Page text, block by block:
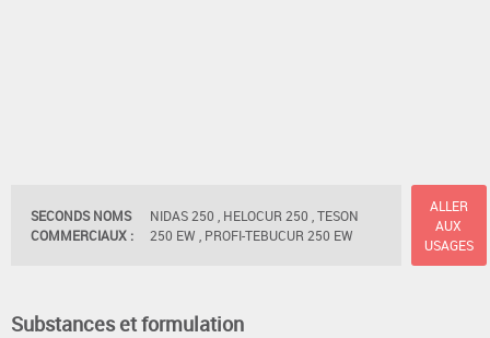
SECONDS NOMS
COMMERCIAUX :
NIDAS 250 , HELOCUR 250 , TESON
250 EW , PROFI-TEBUCUR 250 EW
ALLER
AUX
USAGES
Substances et formulation